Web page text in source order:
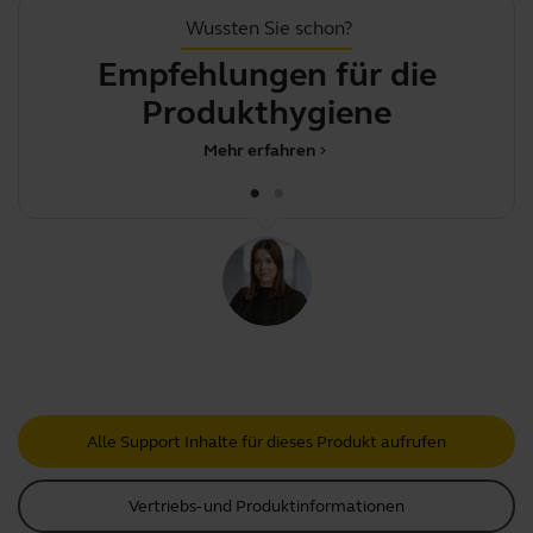
Wussten Sie schon?
Empfehlungen für die
Produkthygiene
chevron_right
Mehr erfahren
Alle Support Inhalte für dieses Produkt aufrufen
Vertriebs- und Produktinformationen